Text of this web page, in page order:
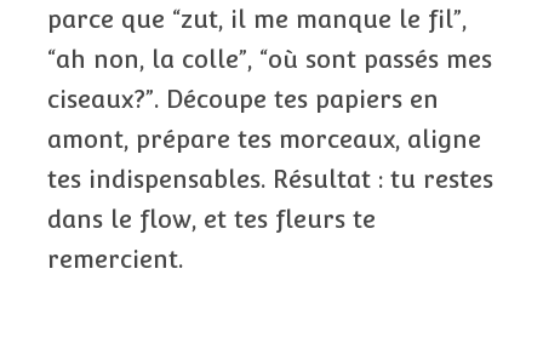
parce que “zut, il me manque le fil”,
“ah non, la colle”, “où sont passés mes
ciseaux?”. Découpe tes papiers en
amont, prépare tes morceaux, aligne
tes indispensables. Résultat : tu restes
dans le flow, et tes fleurs te
remercient.